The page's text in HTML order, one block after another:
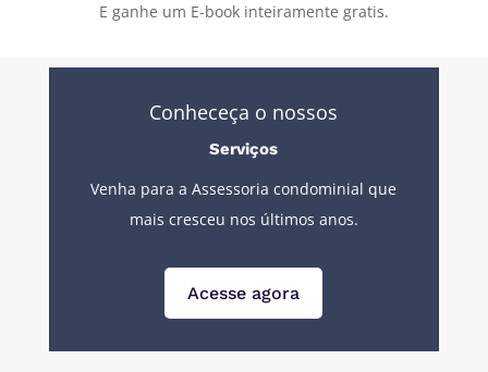
E ganhe um E-book inteiramente gratis.
Conheceça o nossos
Serviços
Venha para a Assessoria condominial que
mais cresceu nos últimos anos.
Acesse agora